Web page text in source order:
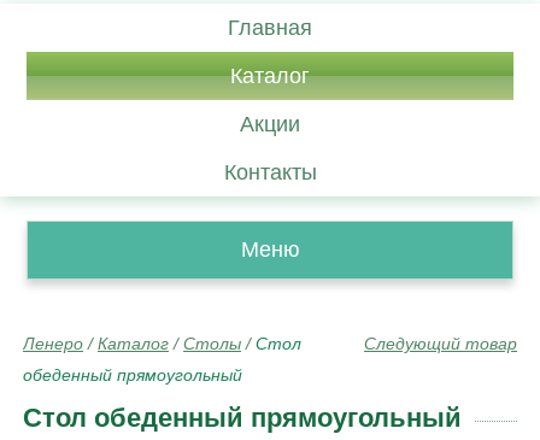
Главная
Каталог
Акции
Контакты
Меню
Следующий товар
Ленеро /Каталог /Столы /Стол
обеденный прямоугольный
Стол обеденный прямоугольный